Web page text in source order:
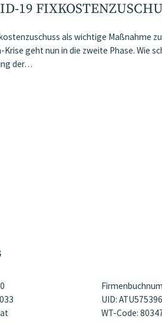
19
als wichtige Maßnahme
Krise geht nun in die zweite Phase. Wie
der…
UID:
WT-Code: